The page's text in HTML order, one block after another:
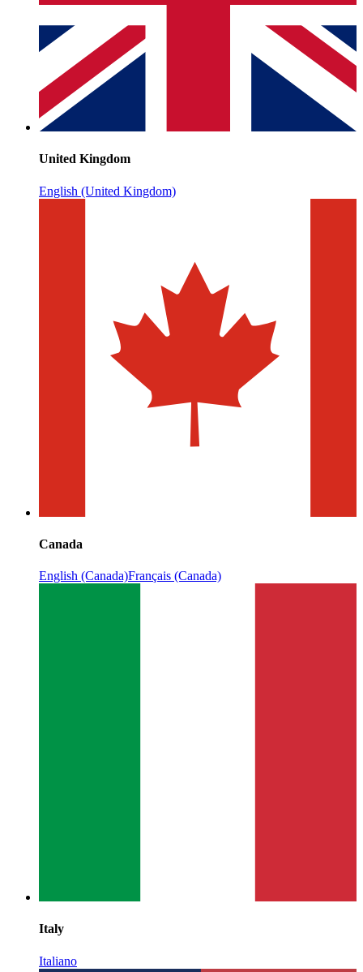
United Kingdom
English (United Kingdom)
Canada
English (Canada)Français (Canada)
Italy
Italiano